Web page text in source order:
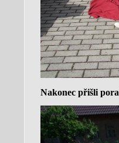
Nakonec přišli